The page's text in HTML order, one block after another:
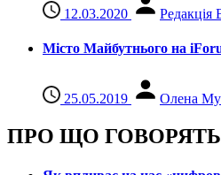
12.03.2020 Редакція
Місто Майбутнього на
25.05.2019 Олена
ПРО ЩО ГОВОРЯТЬ